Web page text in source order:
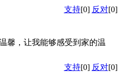
支持[0] 反对[0]
馨，让我能够感受到家的温
支持[0] 反对[0]